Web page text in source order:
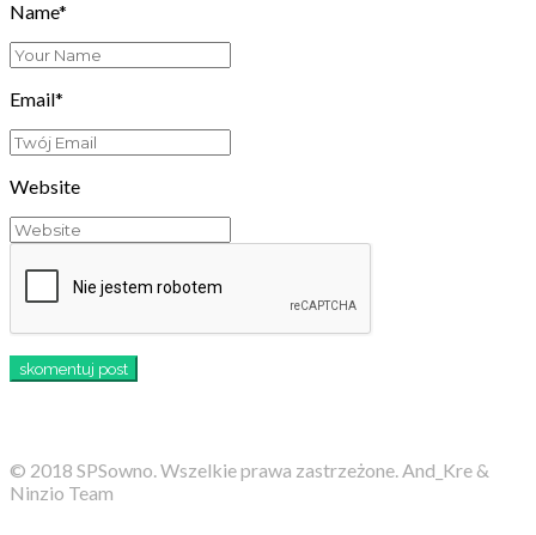
Name*
Email*
Website
© 2018 SPSowno. Wszelkie prawa zastrzeżone. And_Kre &
Ninzio Team